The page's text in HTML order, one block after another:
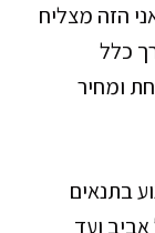
הזה מצליח
כלל
ומחיר
בתנאים
ועד